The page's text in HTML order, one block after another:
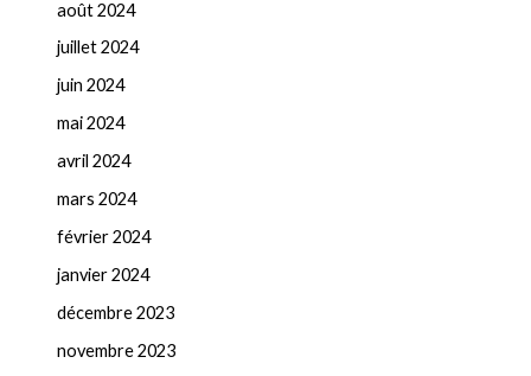
août 2024
juillet 2024
juin 2024
mai 2024
avril 2024
mars 2024
février 2024
janvier 2024
décembre 2023
novembre 2023